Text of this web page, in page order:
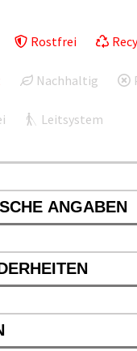
Rostfrei
Nachhaltig
Leitsystem
ANGABEN